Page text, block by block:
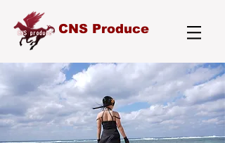
CNS Produce